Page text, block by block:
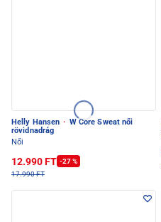
Helly Hansen · W Core Sweat női
rövidnadrág
Női
12.990 FT -27 %
17.990 FT